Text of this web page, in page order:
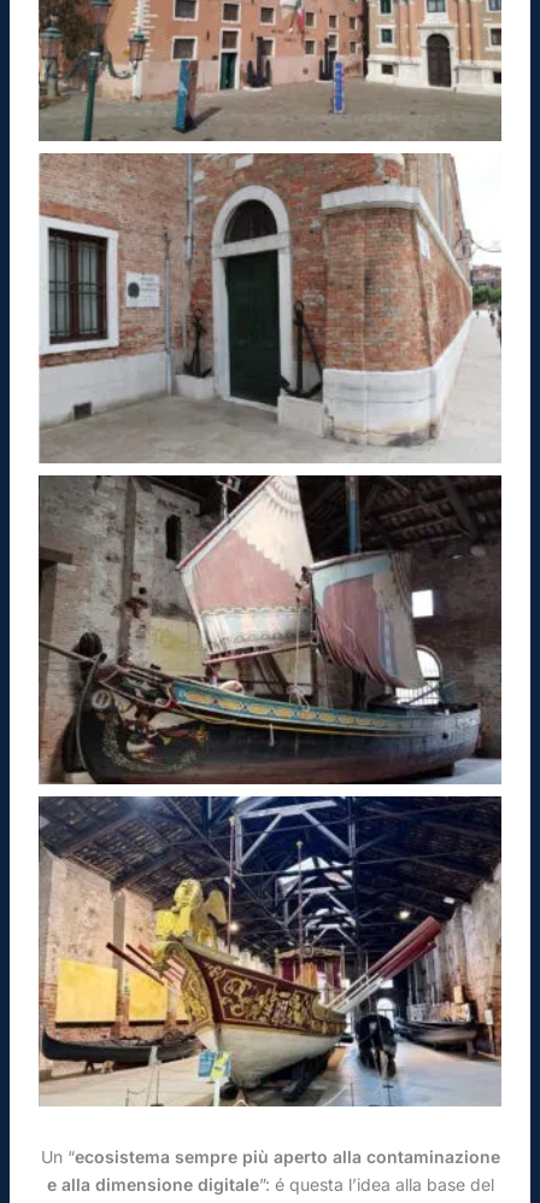
Un “ecosistema sempre più aperto alla contaminazione
e alla dimensione digitale”: é questa l’idea alla base del